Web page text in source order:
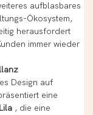
aufblasbares
Ökosystem,
herausfordert
immer wieder
Design auf
eine
, die eine